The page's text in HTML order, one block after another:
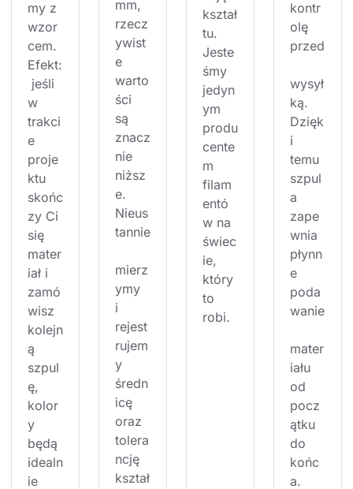
my z
wzor
cem.
Efekt:
jeśli
w
trakci
e
proje
ktu
skońc
zy Ci
się
mater
iał i
zamó
wisz
kolejn
ą
szpul
ę,
kolor
y
będą
idealn
ie
mm,
rzecz
ywist
e
warto
ści
są
znacz
nie
niższ
e.
Nieus
tannie
mierz
ymy
i
rejest
rujem
y
średn
icę
oraz
tolera
ncję
kształ
kształ
tu.
Jeste
śmy
jedyn
ym
produ
cente
m
filam
entó
w na
świec
ie,
który
to
robi.
kontr
olę
przed
wysył
ką.
Dzięk
i
temu
szpul
a
zape
wnia
płynn
e
poda
wanie
mater
iału
od
pocz
ątku
do
końc
a.